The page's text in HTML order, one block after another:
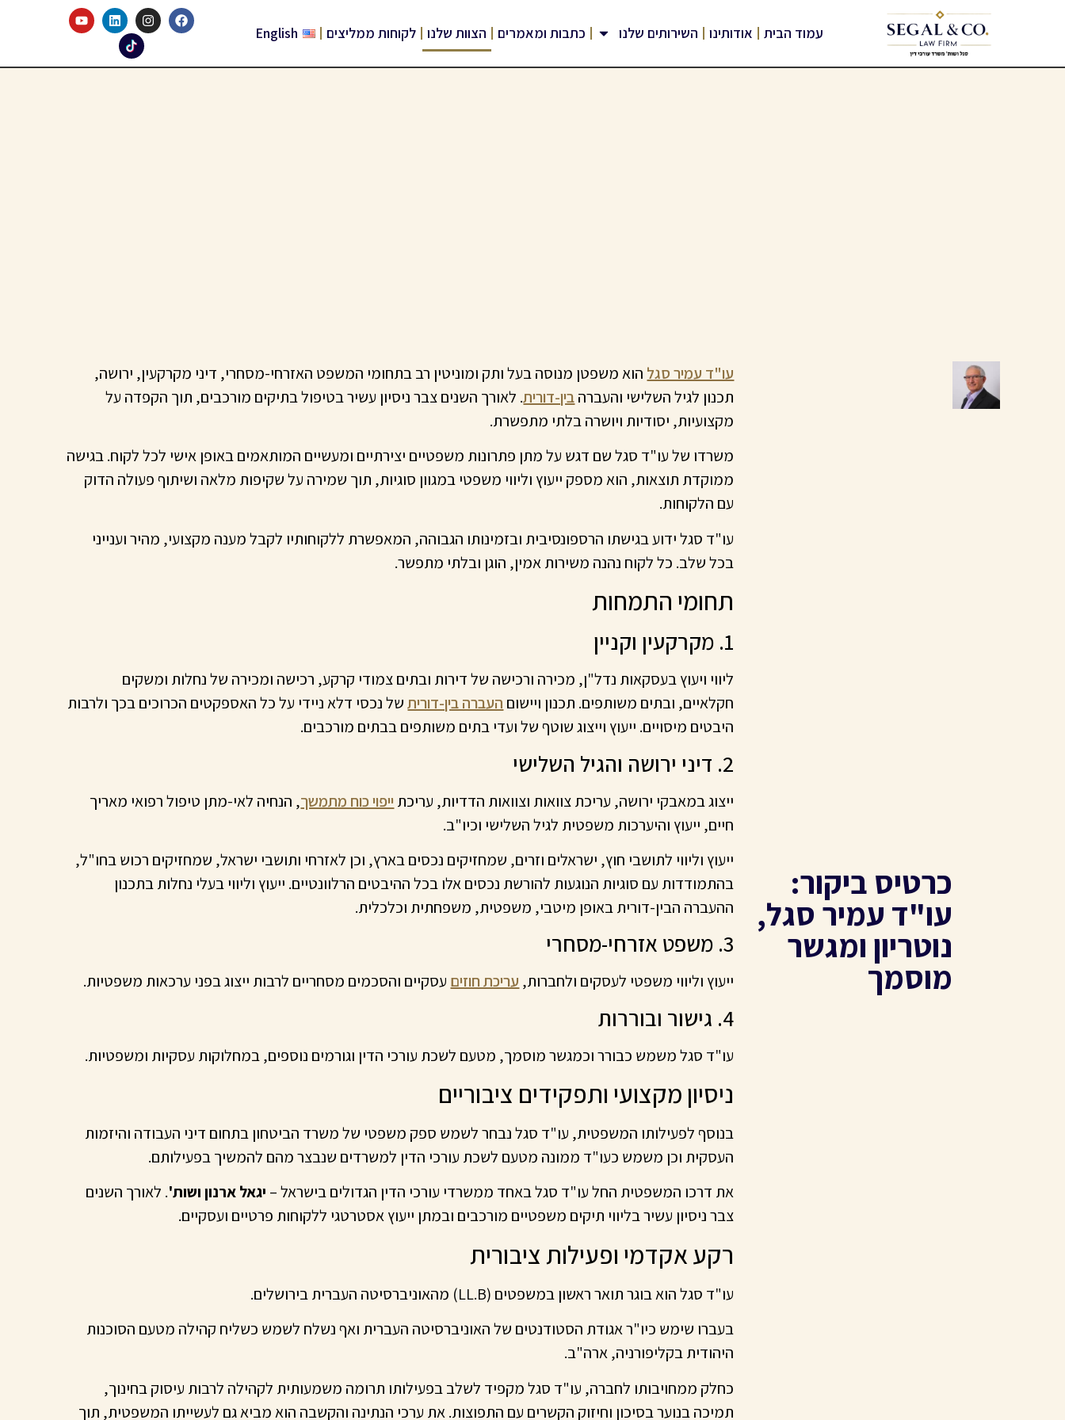
עמוד הבית אודותינו השירותים שלנו כתבות ומאמרים הצוות שלנו לקוחות ממליצים English
כרטיס ביקור:
עו"ד עמיר סגל,
נוטריון ומגשר
מוסמך
עו"ד עמיר סגל הוא משפטן מנוסה בעל ותק ומוניטין רב בתחומי המשפט האזרחי-מסחרי, דיני מקרקעין, ירושה,
תכנון לגיל השלישי והעברהבין-דורית. לאורך השנים צבר ניסיון עשיר בטיפול בתיקים מורכבים, תוך הקפדה על
מקצועיות, יסודיות ויושרה בלתי מתפשרת.
משרדו של עו"ד סגל שם דגש על מתן פתרונות משפטיים יצירתיים ומעשיים המותאמים באופן אישי לכל לקוח. בגישה
ממוקדת תוצאות, הוא מספק ייעוץ וליווי משפטי במגוון סוגיות, תוך שמירה על שקיפות מלאה ושיתוף פעולה הדוק
עם הלקוחות.
עו"ד סגל ידוע בגישתו הרספונסיבית ובזמינותו הגבוהה, המאפשרת ללקוחותיו לקבל מענה מקצועי, מהיר וענייני
בכל שלב. כל לקוח נהנה משירות אמין, הוגן ובלתי מתפשר.
תחומי התמחות
1. מקרקעין וקניין
ליווי ויעוץ בעסקאות נדל"ן, מכירה ורכישה של דירות ובתים צמודי קרקע, רכישה ומכירה של נחלות ומשקים
חקלאיים, ובתים משותפים. תכנון ויישום העברה בין-דוריתשל נכסי דלא ניידי על כל האספקטים הכרוכים בכך ולרבות
היבטים מיסויים. ייעוץ וייצוג שוטף של ועדי בתים משותפים בבתים מורכבים.
2. דיני ירושה והגיל השלישי
ייצוג במאבקי ירושה, עריכת צוואות וצוואות הדדיות, עריכת ייפוי כוח מתמשך, הנחיה לאי-מתן טיפול רפואי מאריך
חיים, ייעוץ והיערכות משפטית לגיל השלישי וכיו"ב.
ייעוץ וליווי לתושבי חוץ, ישראלים וזרים, שמחזיקים נכסים בארץ, וכן לאזרחי ותושבי ישראל, שמחזיקים רכוש בחו"ל,
בהתמודדות עם סוגיות הנוגעות להורשת נכסים אלו בכל ההיבטים הרלוונטיים. ייעוץ וליווי בעלי נחלות בתכנון
ההעברה הבין-דורית באופן מיטבי, משפטית, משפחתית וכלכלית.
3. משפט אזרחי-מסחרי
ייעוץ וליווי משפטי לעסקים ולחברות, עריכת חוזים עסקיים והסכמים מסחריים לרבות ייצוג בפני ערכאות משפטיות.
4. גישור ובוררות
עו"ד סגל משמש כבורר וכמגשר מוסמך, מטעם לשכת עורכי הדין וגורמים נוספים, במחלוקות עסקיות ומשפטיות.
ניסיון מקצועי ותפקידים ציבוריים
בנוסף לפעילותו המשפטית, עו"ד סגל נבחר לשמש ספק משפטי של משרד הביטחון בתחום דיני העבודה והיזמות
העסקית וכן משמש כעו"ד ממונה מטעם לשכת עורכי הדין למשרדים שנבצר מהם להמשיך בפעילותם.
את דרכו המשפטית החל עו"ד סגל באחד ממשרדי עורכי הדין הגדולים בישראל – יגאל ארנון ושות'. לאורך השנים
צבר ניסיון עשיר בליווי תיקים משפטיים מורכבים ובמתן ייעוץ אסטרטגי ללקוחות פרטיים ועסקיים.
רקע אקדמי ופעילות ציבורית
עו"ד סגל הוא בוגר תואר ראשון במשפטים (LL.B) מהאוניברסיטה העברית בירושלים.
בעברו שימש כיו"ר אגודת הסטודנטים של האוניברסיטה העברית ואף נשלח לשמש כשליח קהילה מטעם הסוכנות
היהודית בקליפורניה, ארה"ב.
כחלק ממחויבותו לחברה, עו"ד סגל מקפיד לשלב בפעילותו תרומה משמעותית לקהילה לרבות עיסוק בחינוך,
תמיכה בנוער בסיכון וחיזוק הקשרים עם התפוצות. את ערכי הנתינה והקשבה הוא מביא גם לעשייתו המשפטית, תוך